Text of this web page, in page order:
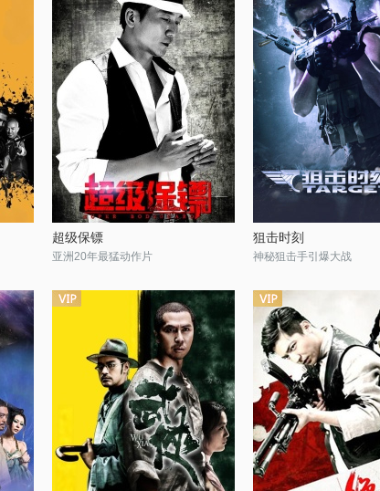
超级保镖
亚洲20年最猛动作片
狙击时刻
神秘狙击手引爆大战